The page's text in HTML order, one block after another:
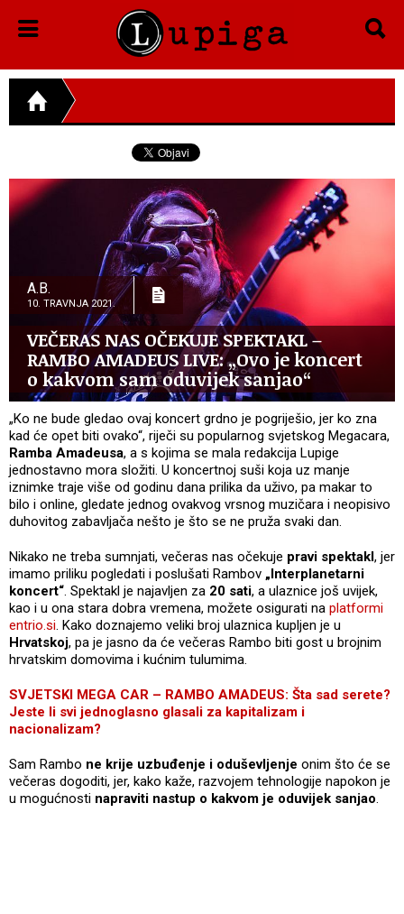
A.B.
10. TRAVNJA 2021.
VEČERAS NAS OČEKUJE SPEKTAKL –
RAMBO AMADEUS LIVE: „Ovo je koncert
o kakvom sam oduvijek sanjao“
„Ko ne bude gledao ovaj koncert grdno je pogriješio, jer ko zna
kad će opet biti ovako“, riječi su popularnog svjetskog Megacara,
Ramba Amadeusa, a s kojima se mala redakcija Lupige
jednostavno mora složiti. U koncertnoj suši koja uz manje
iznimke traje više od godinu dana prilika da uživo, pa makar to
bilo i online, gledate jednog ovakvog vrsnog muzičara i neopisivo
duhovitog zabavljača nešto je što se ne pruža svaki dan.
Nikako ne treba sumnjati, večeras nas očekuje pravi spektakl, jer
imamo priliku pogledati i poslušati Rambov „Interplanetarni
koncert“. Spektakl je najavljen za 20 sati, a ulaznice još uvijek,
kao i u ona stara dobra vremena, možete osigurati na platformi
entrio.si. Kako doznajemo veliki broj ulaznica kupljen je u
Hrvatskoj, pa je jasno da će večeras Rambo biti gost u brojnim
hrvatskim domovima i kućnim tulumima.
SVJETSKI MEGA CAR – RAMBO AMADEUS: Šta sad serete?
Jeste li svi jednoglasno glasali za kapitalizam i
nacionalizam?
Sam Rambo ne krije uzbuđenje i oduševljenje onim što će se
večeras dogoditi, jer, kako kaže, razvojem tehnologije napokon je
u mogućnosti napraviti nastup o kakvom je oduvijek sanjao.